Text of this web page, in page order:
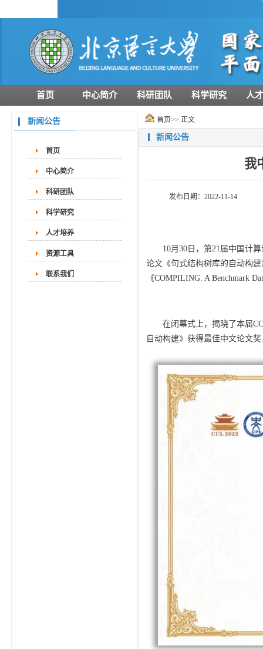
首页 中心简介 科研团队 科学研究 人
新闻公告
首页
中心简介
科研团队
科学研究
人才培养
资源工具
联系我们
首页>> 正文
新闻公告
我
发布日期：2022-11-14
10月30日，第21届中国计
论文《句式结构树库的自动构
《COMPILING: A Benchmark
在闭幕式上，揭晓了本届
自动构建》获得最佳中文论文